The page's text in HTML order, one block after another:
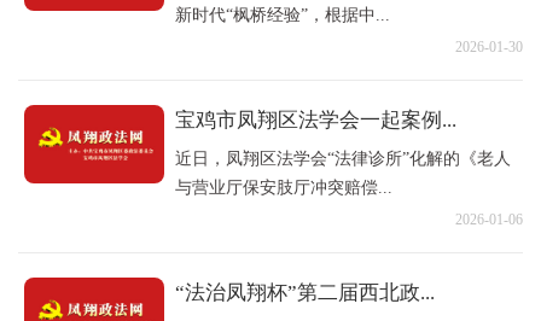
新时代“枫桥经验”，根据中...
2026-01-30
宝鸡市凤翔区法学会一起案例...
近日，凤翔区法学会“法律诊所”化解的《老人
与营业厅保安肢厅冲突赔偿...
2026-01-06
“法治凤翔杯”第二届西北政...